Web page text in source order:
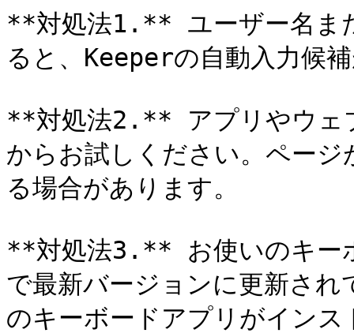
**対処法1.** ユーザー名ま
ると、Keeperの自動入力候
**対処法2.** アプリやウェ
からお試しください。ペー
る場合があります。
**対処法3.** お使いのキー
で最新バージョンに更新さ
のキーボードアプリがイン